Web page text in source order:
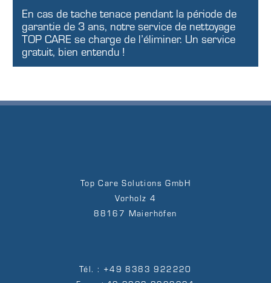
En cas de tache tenace pendant la période de
garantie de 3 ans, notre service de nettoyage
TOP CARE se charge de l’éliminer. Un service
gratuit, bien entendu !
Top Care Solutions GmbH
Vorholz 4
88167 Maierhöfen
Tél. : +49 8383 922220